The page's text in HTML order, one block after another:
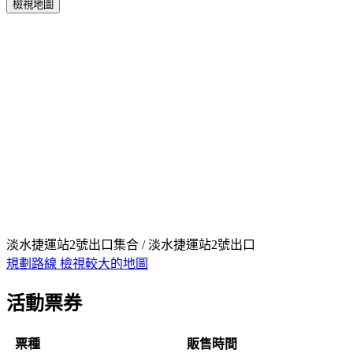
檢視地圖
淡水捷運站2號出口集合 / 淡水捷運站2號出口
規劃路線 檢視較大的地圖
活動票券
票種 販售時間